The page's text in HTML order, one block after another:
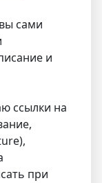
сами
и
ссылки на
при